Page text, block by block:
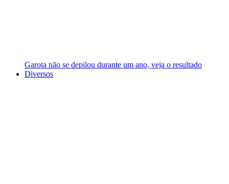
Garota não se depilou durante um ano, veja o resultado
Diversos